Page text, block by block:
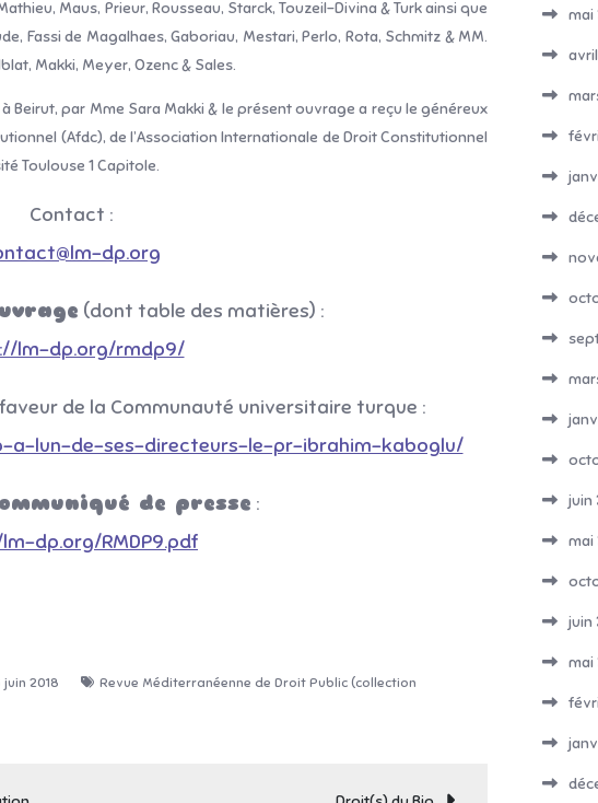
Maus, Prieur, Rousseau, Starck, Touzeil-Divina & Turk ainsi que
Fassi de Magalhaes, Gaboriau, Mestari, Perlo, Rota, Schmitz & MM.
Makki, Meyer, Ozenc & Sales.
Beirut, par Mme Sara Makki & le présent ouvrage a reçu le généreux
(Afdc), de l’Association Internationale de Droit Constitutionnel
Toulouse 1 Capitole.
Contact :
dp.org
(dont table des matières) :
lm-dp.org/rmdp9/
de la Communauté universitaire turque :
lun-de-ses-directeurs-le-pr-ibrahim-kaboglu/
de presse :
dp.org/RMDP9.pdf
juin 2018
Revue Méditerranéenne de Droit Public (collection
mai
juin
mai
juin
mai